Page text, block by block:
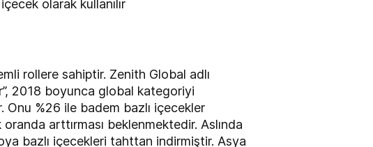
olarak kullanılır
rollere sahiptir. Zenith Global adlı
2018 boyunca global kategoriyi
%26 ile badem bazlı içecekler
arttırması beklenmektedir. Aslında
bazlı içecekleri tahttan indirmiştir. Asya